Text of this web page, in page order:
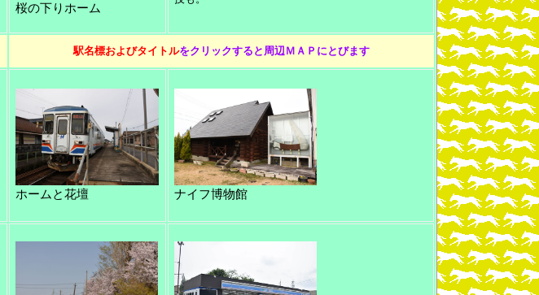
桜の下りホーム
駅名標およびタイトルをクリックすると周辺ＭＡＰにとびます
ホームと花壇 ナイフ博物館